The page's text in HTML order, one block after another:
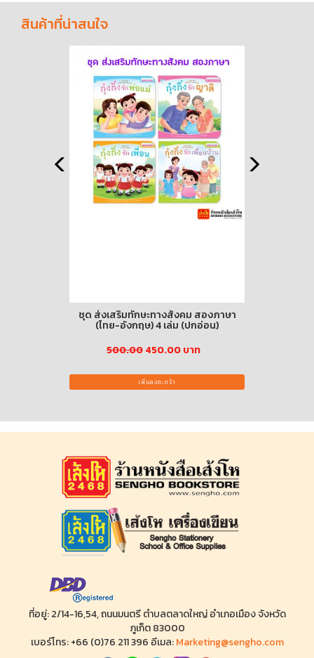
สินค้าที่น่าสนใจ
ชุด ส่งเสริมทักษะทางสังคม สองภาษา
(ไทย-อังกฤษ) 4 เล่ม (ปกอ่อน)
500.00450.00 บาท
เพิ่มลงตะกร้า
ที่อยู่: 2/14-16,54, ถนนมนตรี ตำบลตลาดใหญ่ อำเภอเมือง จังหวัด
ภูเก็ต 83000
เบอร์โทร: +66 (0)76 211 396 อีเมล:Marketing@sengho.com